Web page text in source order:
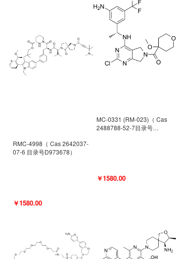
RMC-4998（ Cas 2642037-
07-6 目录号D973678）
￥1580.00
MC-0331 (RM-023)（ Cas
2488788-52-7目录号
￥1580.00